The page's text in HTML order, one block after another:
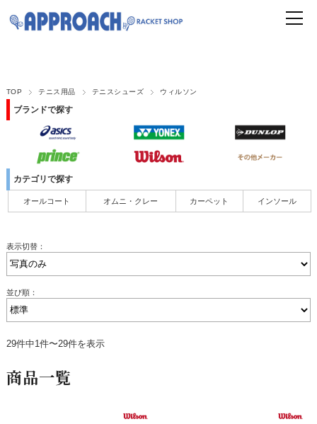
TOP テニス用品 テニスシューズ ウィルソン
ブランドで探す
カテゴリで探す
オールコート オムニ・クレー カーペット インソール
表示切替：
並び順：
29件中1件〜29件を表示
商品一覧